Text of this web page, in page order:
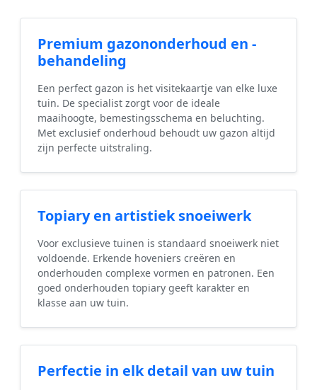
Premium gazononderhoud en -
behandeling
Een perfect gazon is het visitekaartje van elke luxe
tuin. De specialist zorgt voor de ideale
maaihoogte, bemestingsschema en beluchting.
Met exclusief onderhoud behoudt uw gazon altijd
zijn perfecte uitstraling.
Topiary en artistiek snoeiwerk
Voor exclusieve tuinen is standaard snoeiwerk niet
voldoende. Erkende hoveniers creëren en
onderhouden complexe vormen en patronen. Een
goed onderhouden topiary geeft karakter en
klasse aan uw tuin.
Perfectie in elk detail van uw tuin